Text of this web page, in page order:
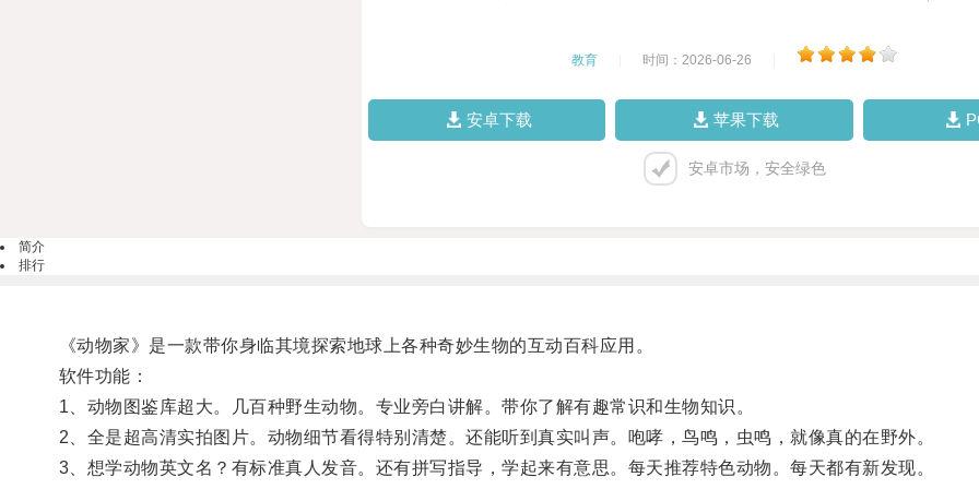
教育 时间：2026-06-26
安卓下载 苹果下载
安卓市场，安全绿色
简介
排行
《动物家》是一款带你身临其境探索地球上各种奇妙生物的互动百科应用。
软件功能：
1、动物图鉴库超大。几百种野生动物。专业旁白讲解。带你了解有趣常识和生物知识。
2、全是超高清实拍图片。动物细节看得特别清楚。还能听到真实叫声。咆哮，鸟鸣，虫鸣，就像真的在野外。
3、想学动物英文名？有标准真人发音。还有拼写指导，学起来有意思。每天推荐特色动物。每天都有新发现。